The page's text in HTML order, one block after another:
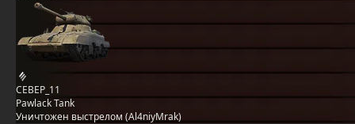
CEBEP_11
Pawlack Tank
Уничтожен выстрелом (Al4niyMrak)